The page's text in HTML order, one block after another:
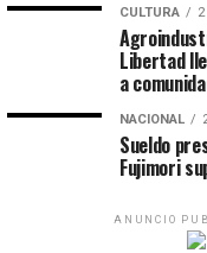
CULTURA
Libertad
a
NACIONAL
Sueldo
Fujimori
ANUNCIO